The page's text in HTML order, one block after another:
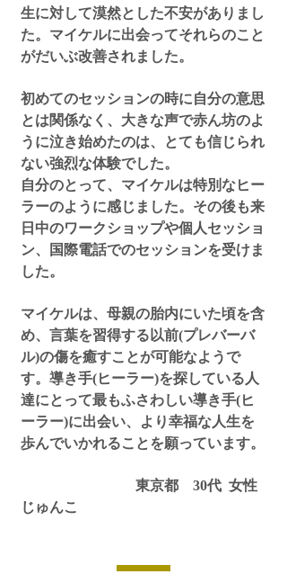
生に対して漠然とした不安がありまし
た。マイケルに出会ってそれらのこと
がだいぶ改善されました。
初めてのセッションの時に自分の意思
とは関係なく、大きな声で赤ん坊のよ
うに泣き始めたのは、とても信じられ
ない強烈な体験でした。
自分のとって、マイケルは特別なヒー
ラーのように感じました。その後も来
日中のワークショップや個人セッショ
ン、国際電話でのセッションを受けま
した。
マイケルは、母親の胎内にいた頃を含
め、言葉を習得する以前(プレバーバ
ル)の傷を癒すことが可能なようで
す。導き手(ヒーラー)を探している人
達にとって最もふさわしい導き手(ヒ
ーラー)に出会い、より幸福な人生を
歩んでいかれることを願っています。
東京都 30代 女性
じゅんこ